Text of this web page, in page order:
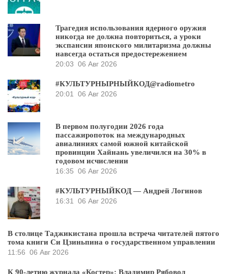
Трагедия использования ядерного оружия
никогда не должна повториться, а уроки
экспансии японского милитаризма должны
навсегда остаться предостережением
20:03 06 Авг 2026
#КУЛЬТУРНЫРНЫЙКОД@radiometro
20:01
06 Авг 2026
В первом полугодии 2026 года
пассажиропоток на международных
авиалиниях самой южной китайской
провинции Хайнань увеличился на 30% в
годовом исчислении
16:35 06 Авг 2026
#КУЛЬТУРНЫЙКОД — Андрей Логинов
16:31
06 Авг 2026
В столице Таджикистана прошла встреча читателей пятого
тома книги Си Цзиньпина о государственном управлении
11:56 06 Авг 2026
К 90-летию журнала «Костер»: Владимир Рябовол